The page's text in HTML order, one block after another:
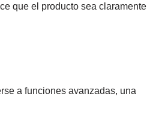
que el producto sea claramente
a funciones avanzadas, una